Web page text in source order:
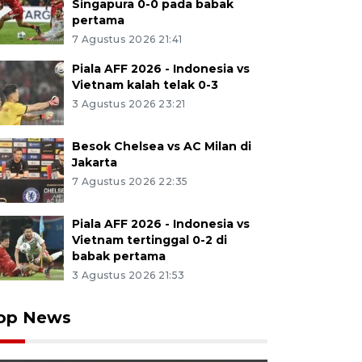
Singapura 0-0 pada babak
pertama
7 Agustus 2026 21:41
Piala AFF 2026 - Indonesia vs
Vietnam kalah telak 0-3
3 Agustus 2026 23:21
Besok Chelsea vs AC Milan di
Jakarta
7 Agustus 2026 22:35
Piala AFF 2026 - Indonesia vs
Vietnam tertinggal 0-2 di
babak pertama
3 Agustus 2026 21:53
News